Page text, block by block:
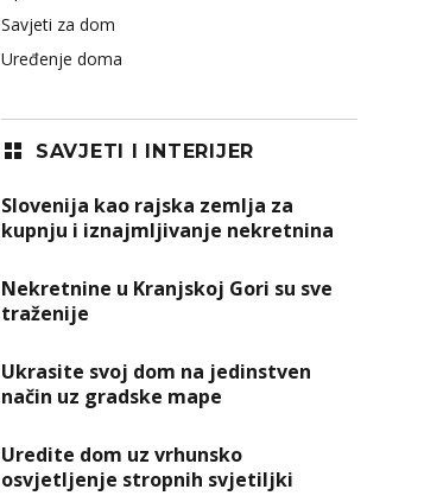
Savjeti za dom
Uređenje doma
SAVJETI I INTERIJER
Slovenija kao rajska zemlja za
kupnju i iznajmljivanje nekretnina
Nekretnine u Kranjskoj Gori su sve
traženije
Ukrasite svoj dom na jedinstven
način uz gradske mape
Uredite dom uz vrhunsko
osvjetljenje stropnih svjetiljki